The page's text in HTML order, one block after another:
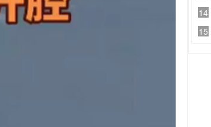
14
15